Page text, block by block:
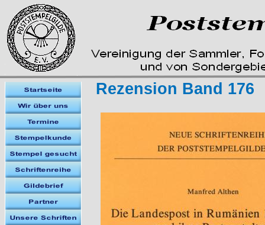
Rezension Band 176